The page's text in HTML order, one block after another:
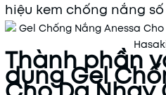
hiệu kem chống nắng số
Thành phần
dụng Gel